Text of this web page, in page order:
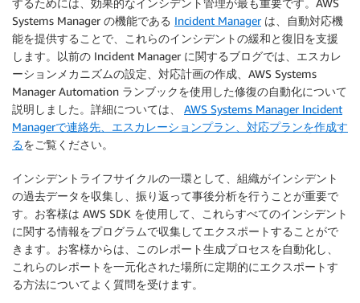
するためには、効果的なインシデント管理が最も重要です。AWS
Systems Manager の機能である Incident Managerは、自動対応機
能を提供することで、これらのインシデントの緩和と復旧を支援
します。以前の Incident Manager に関するブログでは、エスカレ
ーションメカニズムの設定、対応計画の作成、AWS Systems
Manager Automation ランブックを使用した修復の自動化について
説明しました。詳細については、 AWS Systems Manager Incident
Managerで連絡先、エスカレーションプラン、対応プランを作成す
るをご覧ください。
インシデントライフサイクルの一環として、組織がインシデント
の過去データを収集し、振り返って事後分析を行うことが重要で
す。お客様は AWS SDK を使用して、これらすべてのインシデント
に関する情報をプログラムで収集してエクスポートすることがで
きます。お客様からは、このレポート生成プロセスを自動化し、
これらのレポートを一元化された場所に定期的にエクスポートす
る方法についてよく質問を受けます。